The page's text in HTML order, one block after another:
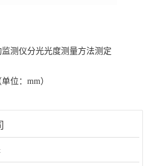
测仪分光光度测量方法测定
位：mm）